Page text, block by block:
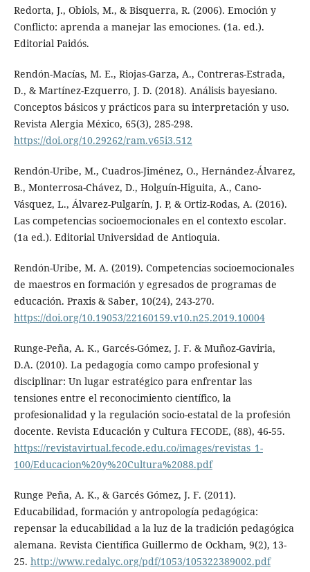
Redorta, J., Obiols, M., & Bisquerra, R. (2006). Emoción y
Conflicto: aprenda a manejar las emociones. (1a. ed.).
Editorial Paidós.
Rendón-Macías, M. E., Riojas-Garza, A., Contreras-Estrada,
D., & Martínez-Ezquerro, J. D. (2018). Análisis bayesiano.
Conceptos básicos y prácticos para su interpretación y uso.
Revista Alergia México, 65(3), 285-298.
https://doi.org/10.29262/ram.v65i3.512
Rendón-Uribe, M., Cuadros-Jiménez, O., Hernández-Álvarez,
B., Monterrosa-Chávez, D., Holguín-Higuita, A., Cano-
Vásquez, L., Álvarez-Pulgarín, J. P, & Ortiz-Rodas, A. (2016).
Las competencias socioemocionales en el contexto escolar.
(1a ed.). Editorial Universidad de Antioquia.
Rendón-Uribe, M. A. (2019). Competencias socioemocionales
de maestros en formación y egresados de programas de
educación. Praxis & Saber, 10(24), 243-270.
https://doi.org/10.19053/22160159.v10.n25.2019.10004
Runge-Peña, A. K., Garcés-Gómez, J. F. & Muñoz-Gaviria,
D.A. (2010). La pedagogía como campo profesional y
disciplinar: Un lugar estratégico para enfrentar las
tensiones entre el reconocimiento científico, la
profesionalidad y la regulación socio-estatal de la profesión
docente. Revista Educación y Cultura FECODE, (88), 46-55.
https://revistavirtual.fecode.edu.co/images/revistas_1-
100/Educacion%20y%20Cultura%2088.pdf
Runge Peña, A. K., & Garcés Gómez, J. F. (2011).
Educabilidad, formación y antropología pedagógica:
repensar la educabilidad a la luz de la tradición pedagógica
alemana. Revista Científica Guillermo de Ockham, 9(2), 13-
25. http://www.redalyc.org/pdf/1053/105322389002.pdf